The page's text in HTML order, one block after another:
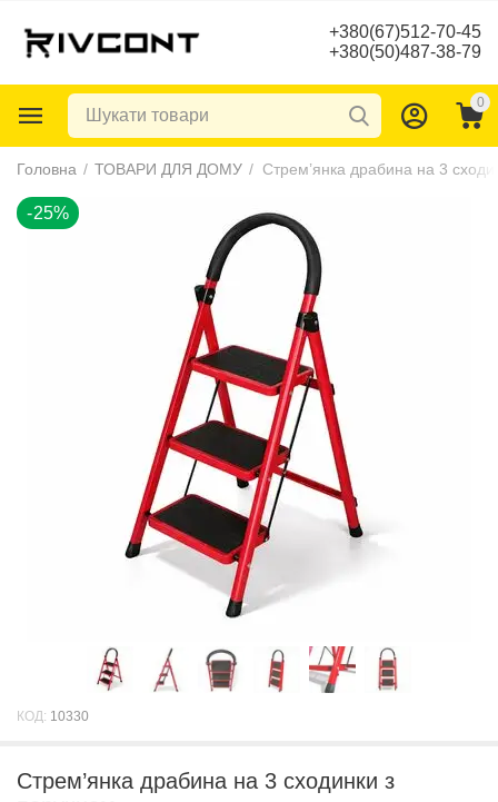
+380(67)512-70-45
+380(50)487-38-79
0
Головна / ТОВАРИ ДЛЯ ДОМУ /
КОД: 10330
Стрем’янка драбина на 3 сходинки з